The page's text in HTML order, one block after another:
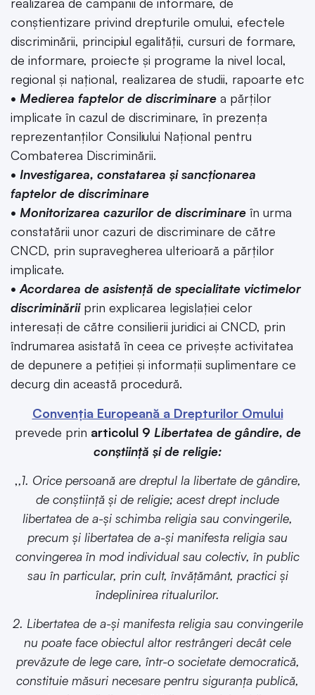
conștientizare privind drepturile omului, efectele
discriminării, principiul egalității, cursuri de formare,
de informare, proiecte și programe la nivel local,
regional și național, realizarea de studii, rapoarte etc
• Medierea faptelor de discriminare a părților
implicate în cazul de discriminare, în prezența
reprezentanților Consiliului Național pentru
Combaterea Discriminării.
• Investigarea, constatarea și sancționarea
faptelor de discriminare
• Monitorizarea cazurilor de discriminare în urma
constatării unor cazuri de discriminare de către
CNCD, prin supravegherea ulterioară a părților
implicate.
• Acordarea de asistență de specialitate victimelor
discriminăriiprin explicarea legislației celor
interesați de către consilierii juridici ai CNCD, prin
îndrumarea asistată în ceea ce privește activitatea
de depunere a petiției și informații suplimentare ce
decurg din această procedură.
Convenția Europeană a Drepturilor Omului
prevede prin articolul 9 Libertatea de gândire, de
conștiință și de religie:
,,1. Orice persoană are dreptul la libertate de gândire,
de conștiință și de religie; acest drept include
libertatea de a-și schimba religia sau convingerile,
precum și libertatea de a-și manifesta religia sau
convingerea în mod individual sau colectiv, în public
sau în particular, prin cult, învățământ, practici și
îndeplinirea ritualurilor.
2. Libertatea de a-și manifesta religia sau convingerile
nu poate face obiectul altor restrângeri decât cele
prevăzute de lege care, într-o societate democratică,
constituie măsuri necesare pentru siguranța publică,